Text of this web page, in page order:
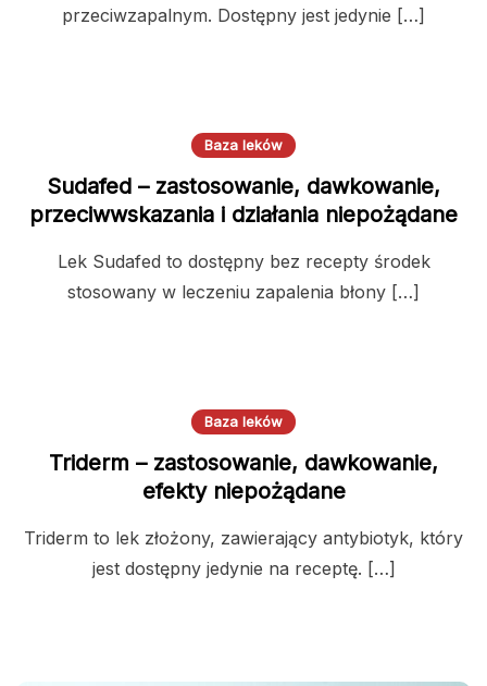
przeciwzapalnym. Dostępny jest jedynie […]
Baza leków
Sudafed – zastosowanie, dawkowanie,
przeciwwskazania i działania niepożądane
Lek Sudafed to dostępny bez recepty środek
stosowany w leczeniu zapalenia błony […]
Baza leków
Triderm – zastosowanie, dawkowanie,
efekty niepożądane
Triderm to lek złożony, zawierający antybiotyk, który
jest dostępny jedynie na receptę. […]